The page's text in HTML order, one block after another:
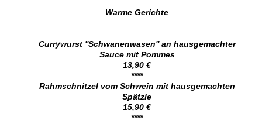
Warme Gerichte
Currywurst ''Schwanenwasen'' an hausgemachter
Sauce mit Pommes
13,90 €
****
Rahmschnitzel vom Schwein mit hausgemachten
Spätzle
15,90 €
****